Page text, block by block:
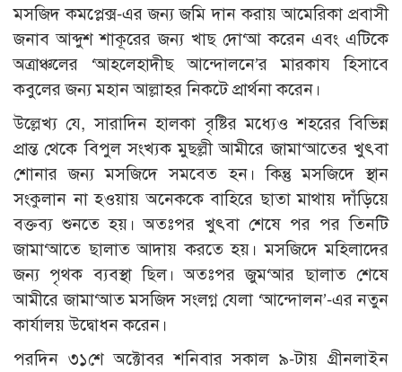
মসজিদ কমপ্লেক্স-এর জন্য জমি দান করায় আমেরিকা প্রবাসী
জনাব আব্দুশ শাকূরের জন্য খাছ দো‘আ করেন এবং এটিকে
অত্রাঞ্চলের ‘আহলেহাদীছ আন্দোলনে’র মারকায হিসাবে
কবুলের জন্য মহান আল্লাহর নিকটে প্রার্থনা করেন।
উল্লেখ্য যে, সারাদিন হালকা বৃষ্টির মধ্যেও শহরের বিভিন্ন
প্রান্ত থেকে বিপুল সংখ্যক মুছল্লী আমীরে জামা‘আতের খুৎবা
শোনার জন্য মসজিদে সমবেত হন। কিন্তু মসজিদে স্থান
সংকুলান না হওয়ায় অনেককে বাহিরে ছাতা মাথায় দাঁড়িয়ে
বক্তব্য শুনতে হয়। অতঃপর খুৎবা শেষে পর পর তিনটি
জামা‘আতে ছালাত আদায় করতে হয়। মসজিদে মহিলাদের
জন্য পৃথক ব্যবস্থা ছিল। অতঃপর জুম‘আর ছালাত শেষে
আমীরে জামা‘আত মসজিদ সংলগ্ন যেলা ‘আন্দোলন’-এর নতুন
কার্যালয় উদ্বোধন করেন।
পরদিন ৩১শে অক্টোবর শনিবার সকাল ৯-টায় গ্রীনলাইন